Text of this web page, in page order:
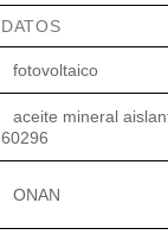
DATOS
fotovoltaico
aceite mineral
60296
ONAN